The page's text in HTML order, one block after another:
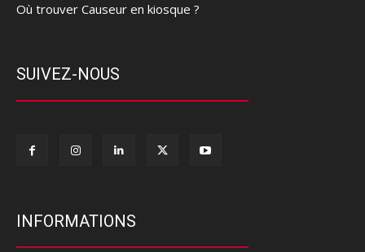
Où trouver Causeur en kiosque ?
SUIVEZ-NOUS
INFORMATIONS